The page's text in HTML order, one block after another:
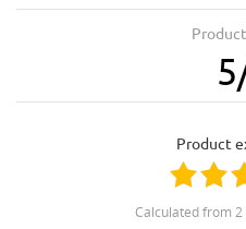
5
product
calculated from